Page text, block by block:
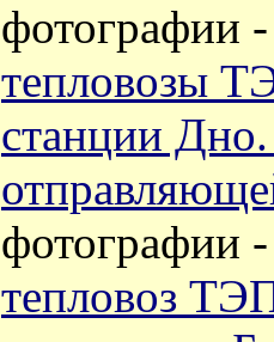
фотографии
тепловозы
станции
фотографии
тепловоз